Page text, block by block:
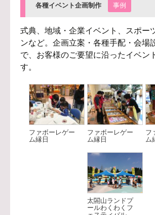
ッ
各種イベント企画制作 事例
式典、地域・企業イベント、スポー
ンなど。企画立案・各種手配・会場
で、お客様のご要望に沿ったイベン
す。
ファボーレゲー
ム縁日
ファボーレゲー
ム縁日
フ
ム
太閤山ランドプ
ールわくわくフ